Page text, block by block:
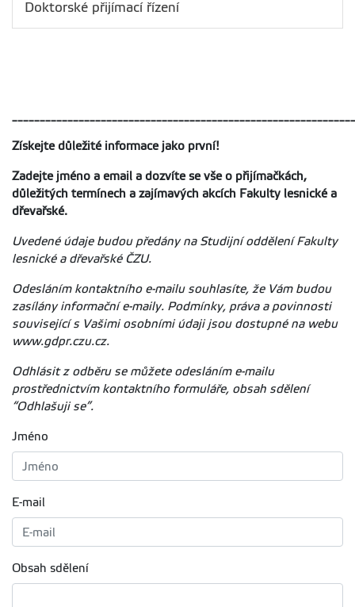
Doktorské přijímací řízení
Získejte důležité informace jako první!
Zadejte jméno a email a dozvíte se vše o přijímačkách,
důležitých termínech a zajímavých akcích Fakulty lesnické a
dřevařské.
Uvedené údaje budou předány na Studijní oddělení Fakulty
lesnické a dřevařské ČZU.
Odesláním kontaktního e-mailu souhlasíte, že Vám budou
zasílány informační e-maily. Podmínky, práva a povinnosti
související s Vašimi osobními údaji jsou dostupné na webu
www.gdpr.czu.cz.
Odhlásit z odběru se můžete odesláním e-mailu
prostřednictvím kontaktního formuláře, obsah sdělení
“Odhlašuji se”.
Jméno
E-mail
Obsah sdělení